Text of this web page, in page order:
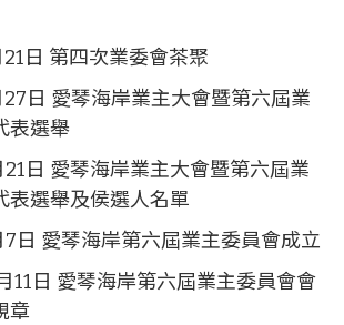
日 第四次業委會茶聚
日 愛琴海岸業主大會暨第六屆業
表選舉
日 愛琴海岸業主大會暨第六屆業
表選舉及侯選人名單
日 愛琴海岸第六屆業主委員會成立
11日 愛琴海岸第六屆業主委員會會
章